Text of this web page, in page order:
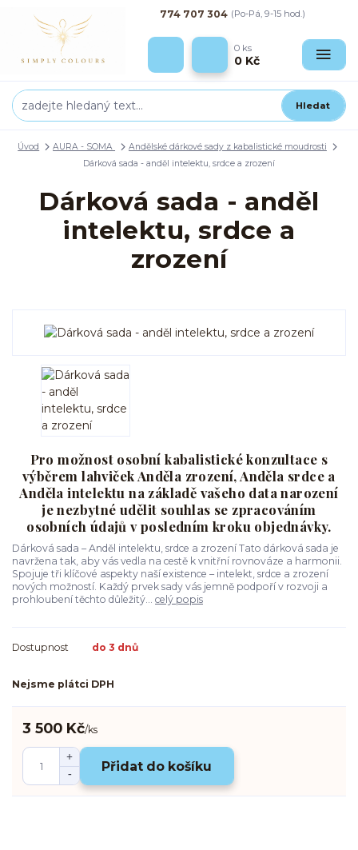
Hledat
774 707 304 (Po-Pá, 9-15 hod.)
0 ks
0 Kč
Úvod AURA - SOMA
Andělské dárkové sady z kabalistické moudrosti
Dárková sada - anděl intelektu, srdce a zrození
Dárková sada - anděl
intelektu, srdce a
zrození
Pro možnost osobní kabalistické konzultace s
výběrem lahviček Anděla zrození, Anděla srdce a
Anděla intelektu na základě vašeho data narození
je nezbytné udělit souhlas se zpracováním
osobních údajů v posledním kroku objednávky.
Dárková sada – Anděl intelektu, srdce a zrození Tato dárková sada je
navržena tak, aby vás vedla na cestě k vnitřní rovnováze a harmonii.
Spojuje tři klíčové aspekty naší existence – intelekt, srdce a zrození
nových možností. Každý prvek sady vás jemně podpoří v rozvoji a
prohloubení těchto důležitý... celý popis
Dostupnost do 3 dnů
Nejsme plátci DPH
3 500 Kč/ks
Přidat do košíku